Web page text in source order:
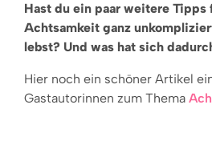
Hast du ein paar weitere Tipps
Achtsamkeit ganz
lebst? Und was hat sich
Hier noch ein schöner Artikel
Gastautorinnen zum Thema